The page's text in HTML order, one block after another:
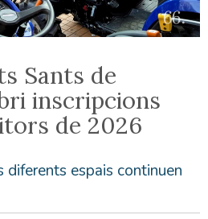
Sants de
inscripcions
de 2026
espais continuen